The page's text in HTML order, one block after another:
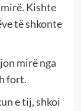
Kishte
të shkonte
mirë nga
fort.
e tij, shkoi